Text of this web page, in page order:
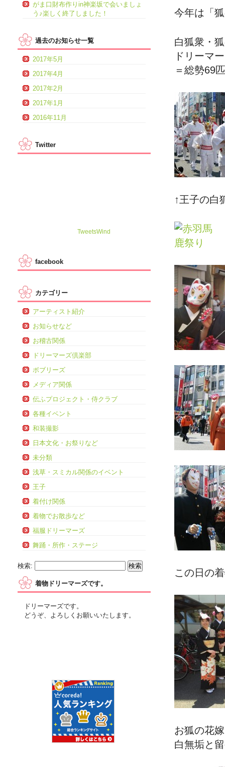
今年は「
白狐衆・
ドリーマ
＝総勢69
↑王子の白
この日の
お狐の花
白無垢と
がま口財布作りin神楽坂で会いましょ
う♪楽しく終了しました！
過去のお知らせ一覧
2017年5月
2017年4月
2017年2月
2017年1月
2016年11月
Twitter
TweetsWind
facebook
カテゴリー
アーティスト紹介
お知らせなど
お稽古関係
ドリーマーズ倶楽部
ボブリーズ
メディア関係
伝ふプロジェクト・侍クラブ
各種イベント
和装撮影
日本文化・お祭りなど
未分類
浅草・スミカル関係のイベント
王子
着付け関係
着物でお散歩など
福服ドリーマーズ
舞踊・所作・ステージ
検索:
着物ドリーマーズです。
ドリーマーズです。
どうぞ、よろしくお願いいたします。